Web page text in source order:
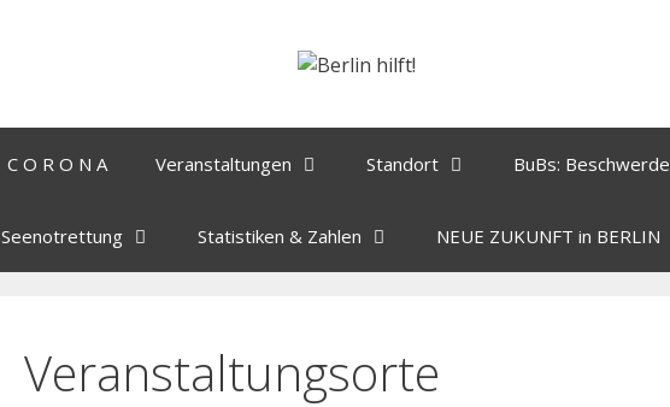
C O R O N A Veranstaltungen Standort BuBs: Beschwerde
Seenotrettung Statistiken & Zahlen NEUE ZUKUNFT in BERLIN
Veranstaltungsorte